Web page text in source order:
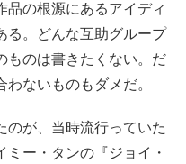
品の根源にあるアイディ
る。どんな互助グループ
ものは書きたくない。だ
ないものもダメだ。
のが、当時流行っていた
ー・タンの『ジョイ・